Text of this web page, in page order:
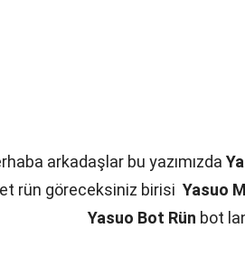
arkadaşlar bu yazımızda
rün göreceksiniz birisi Yasuo
Yasuo Bot Rün bot